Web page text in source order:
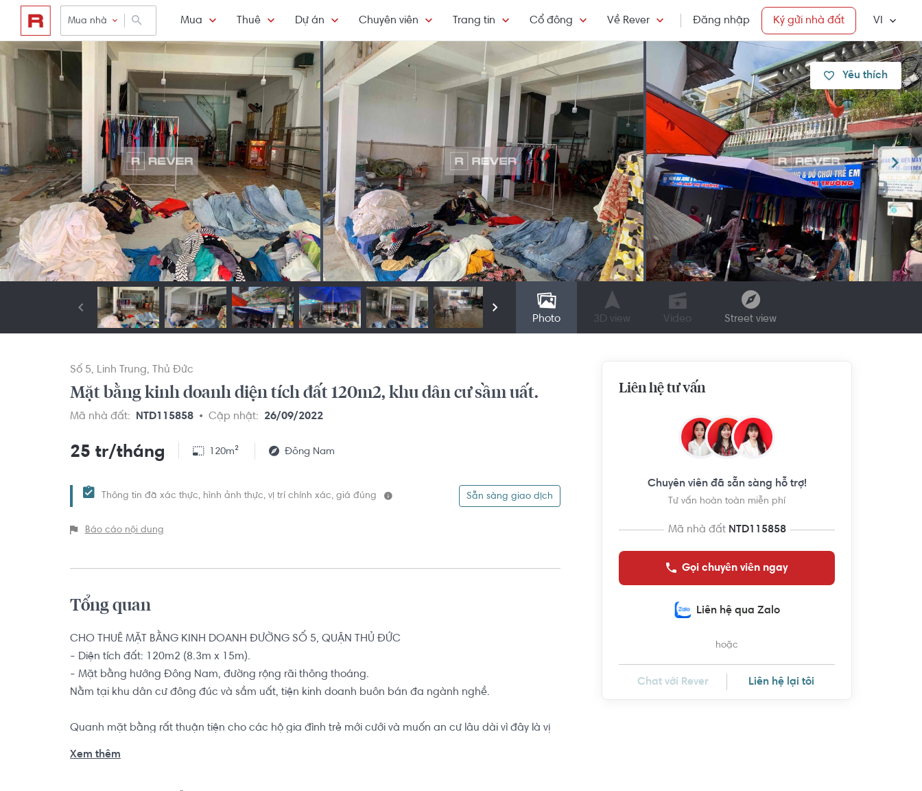
Mua nhà Mua Thuê Dự án Chuyên viên Trang tin Cổ đông Về Rever Đăng nhập Ký gửi nhà đất VI
Yêu thích
Photo 3D view Video Street view
Số 5 Linh Trung Thủ Đức
Mặt bằng kinh doanh diện tích đất 120m2, khu dân cư sầm uất.
Mã nhà đất: NTD115858 Cập nhật: 26/09/2022
25 tr/tháng 120m² Đông Nam
Thông tin đã xác thực, hình ảnh thực, vị trí chính xác, giá đúng Sẵn sàng giao dịch
Báo cáo nội dung
Tổng quan
CHO THUÊ MẶT BẰNG KINH DOANH ĐƯỜNG SỐ 5, QUẬN THỦ ĐỨC
- Diện tích đất: 120m2 (8.3m x 15m).
- Mặt bằng hướng Đông Nam, đường rộng rãi thông thoáng.
Nằm tại khu dân cư đông đúc và sầm uất, tiện kinh doanh buôn bán đa ngành nghề.
Quanh mặt bằng rất thuận tiện cho các hộ gia đình trẻ mới cưới và muốn an cư lâu dài vì đây là vị
Xem thêm
Liên hệ tư vấn
Chuyên viên đã sẵn sàng hỗ trợ!
Tư vấn hoàn toàn miễn phí
Mã nhà đất NTD115858
Gọi chuyên viên ngay
Liên hệ qua Zalo
hoặc
Chat với Rever Liên hệ lại tôi